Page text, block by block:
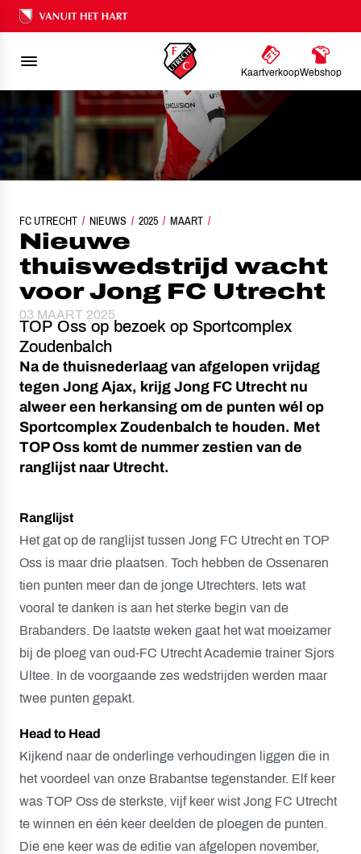
Ons nalatenschap
KaartverkoopWebshop
FC UTRECHT NIEUWS 2025 MAART
NIEUWE THUISWEDSTRIJD WACHT VOOR JONG FC UTRECHT
Nieuwe
thuiswedstrijd wacht
voor Jong FC Utrecht
03 MAART 2025
TOP Oss op bezoek op Sportcomplex
Zoudenbalch
Na de thuisnederlaag van afgelopen vrijdag
tegen Jong Ajax, krijg Jong FC Utrecht nu
alweer een herkansing om de punten wél op
Sportcomplex Zoudenbalch te houden. Met
TOP Oss komt de nummer zestien van de
ranglijst naar Utrecht.
Ranglijst
Het gat op de ranglijst tussen Jong FC Utrecht en TOP
Oss is maar drie plaatsen. Toch hebben de Ossenaren
tien punten meer dan de jonge Utrechters. Iets wat
vooral te danken is aan het sterke begin van de
Brabanders. De laatste weken gaat het wat moeizamer
bij de ploeg van oud-FC Utrecht Academie trainer Sjors
Ultee. In de voorgaande zes wedstrijden werden maar
twee punten gepakt.
Head to Head
Kijkend naar de onderlinge verhoudingen liggen die in
het voordeel van onze Brabantse tegenstander. Elf keer
was TOP Oss de sterkste, vijf keer wist Jong FC Utrecht
te winnen en één keer deelden de ploegen de punten.
Die ene keer was de editie van afgelopen november,